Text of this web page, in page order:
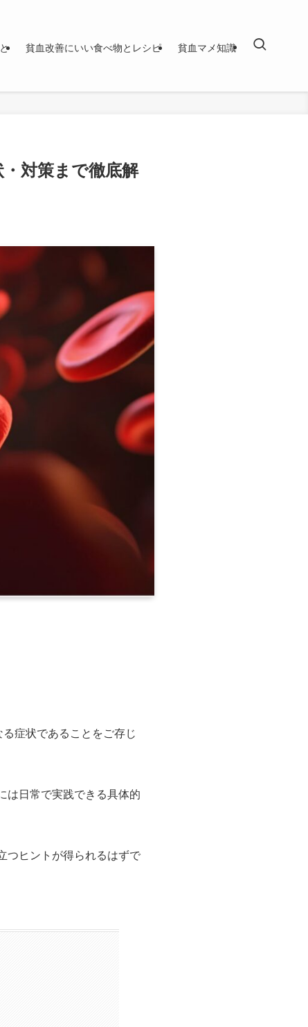
貧血改善にいい食べ物とレシピ 貧血マメ知識
対策まで徹底解
症状であることをご存じ
は日常で実践できる具体的
つヒントが得られるはずで